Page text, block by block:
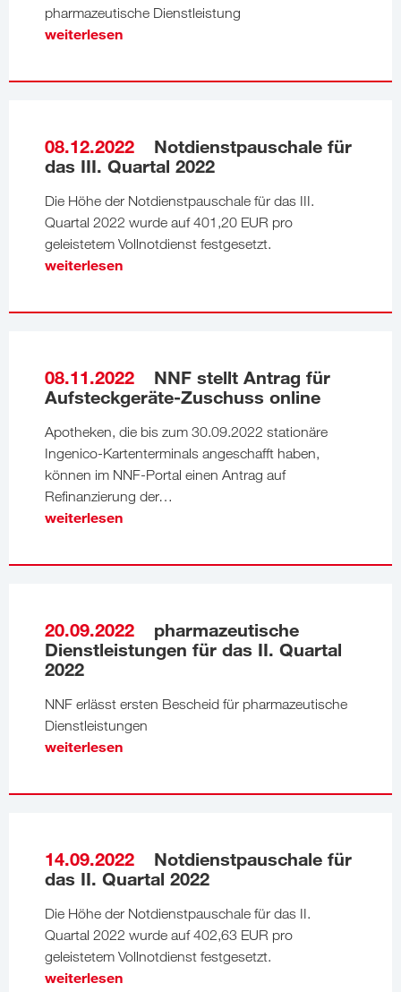
pharmazeutische Dienstleistung
weiterlesen
08.12.2022
Notdienstpauschale für
das III. Quartal 2022
Die Höhe der Notdienstpauschale für das III.
Quartal 2022 wurde auf 401,20 EUR pro
geleistetem Vollnotdienst festgesetzt.
weiterlesen
08.11.2022
NNF stellt Antrag für
Aufsteckgeräte-Zuschuss online
Apotheken, die bis zum 30.09.2022 stationäre
Ingenico-Kartenterminals angeschafft haben,
können im NNF-Portal einen Antrag auf
Refinanzierung der…
weiterlesen
20.09.2022
pharmazeutische
Dienstleistungen für das II. Quartal
2022
NNF erlässt ersten Bescheid für pharmazeutische
Dienstleistungen
weiterlesen
14.09.2022
Notdienstpauschale für
das II. Quartal 2022
Die Höhe der Notdienstpauschale für das II.
Quartal 2022 wurde auf 402,63 EUR pro
geleistetem Vollnotdienst festgesetzt.
weiterlesen